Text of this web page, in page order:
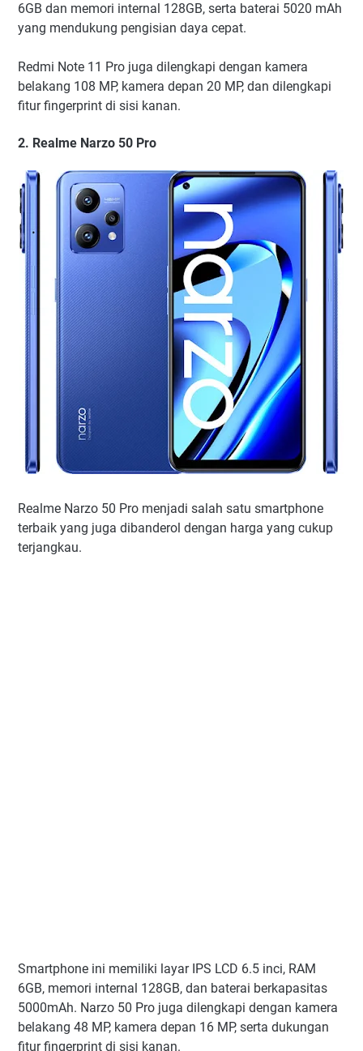
6GB dan memori internal 128GB, serta baterai 5020 mAh
yang mendukung pengisian daya cepat.
Redmi Note 11 Pro juga dilengkapi dengan kamera
belakang 108 MP, kamera depan 20 MP, dan dilengkapi
fitur fingerprint di sisi kanan.
2. Realme Narzo 50 Pro
Realme Narzo 50 Pro menjadi salah satu smartphone
terbaik yang juga dibanderol dengan harga yang cukup
terjangkau.
Smartphone ini memiliki layar IPS LCD 6.5 inci, RAM
6GB, memori internal 128GB, dan baterai berkapasitas
5000mAh. Narzo 50 Pro juga dilengkapi dengan kamera
belakang 48 MP, kamera depan 16 MP, serta dukungan
fitur fingerprint di sisi kanan.